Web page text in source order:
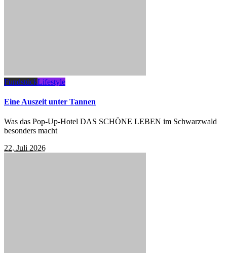
FundstückLifestyle
Eine Auszeit unter Tannen
Was das Pop-Up-Hotel DAS SCHÖNE LEBEN im Schwarzwald
besonders macht
22. Juli 2026